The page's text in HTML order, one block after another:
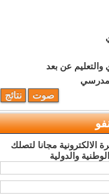
عن بعد
مجانا لتصلك
والدولية